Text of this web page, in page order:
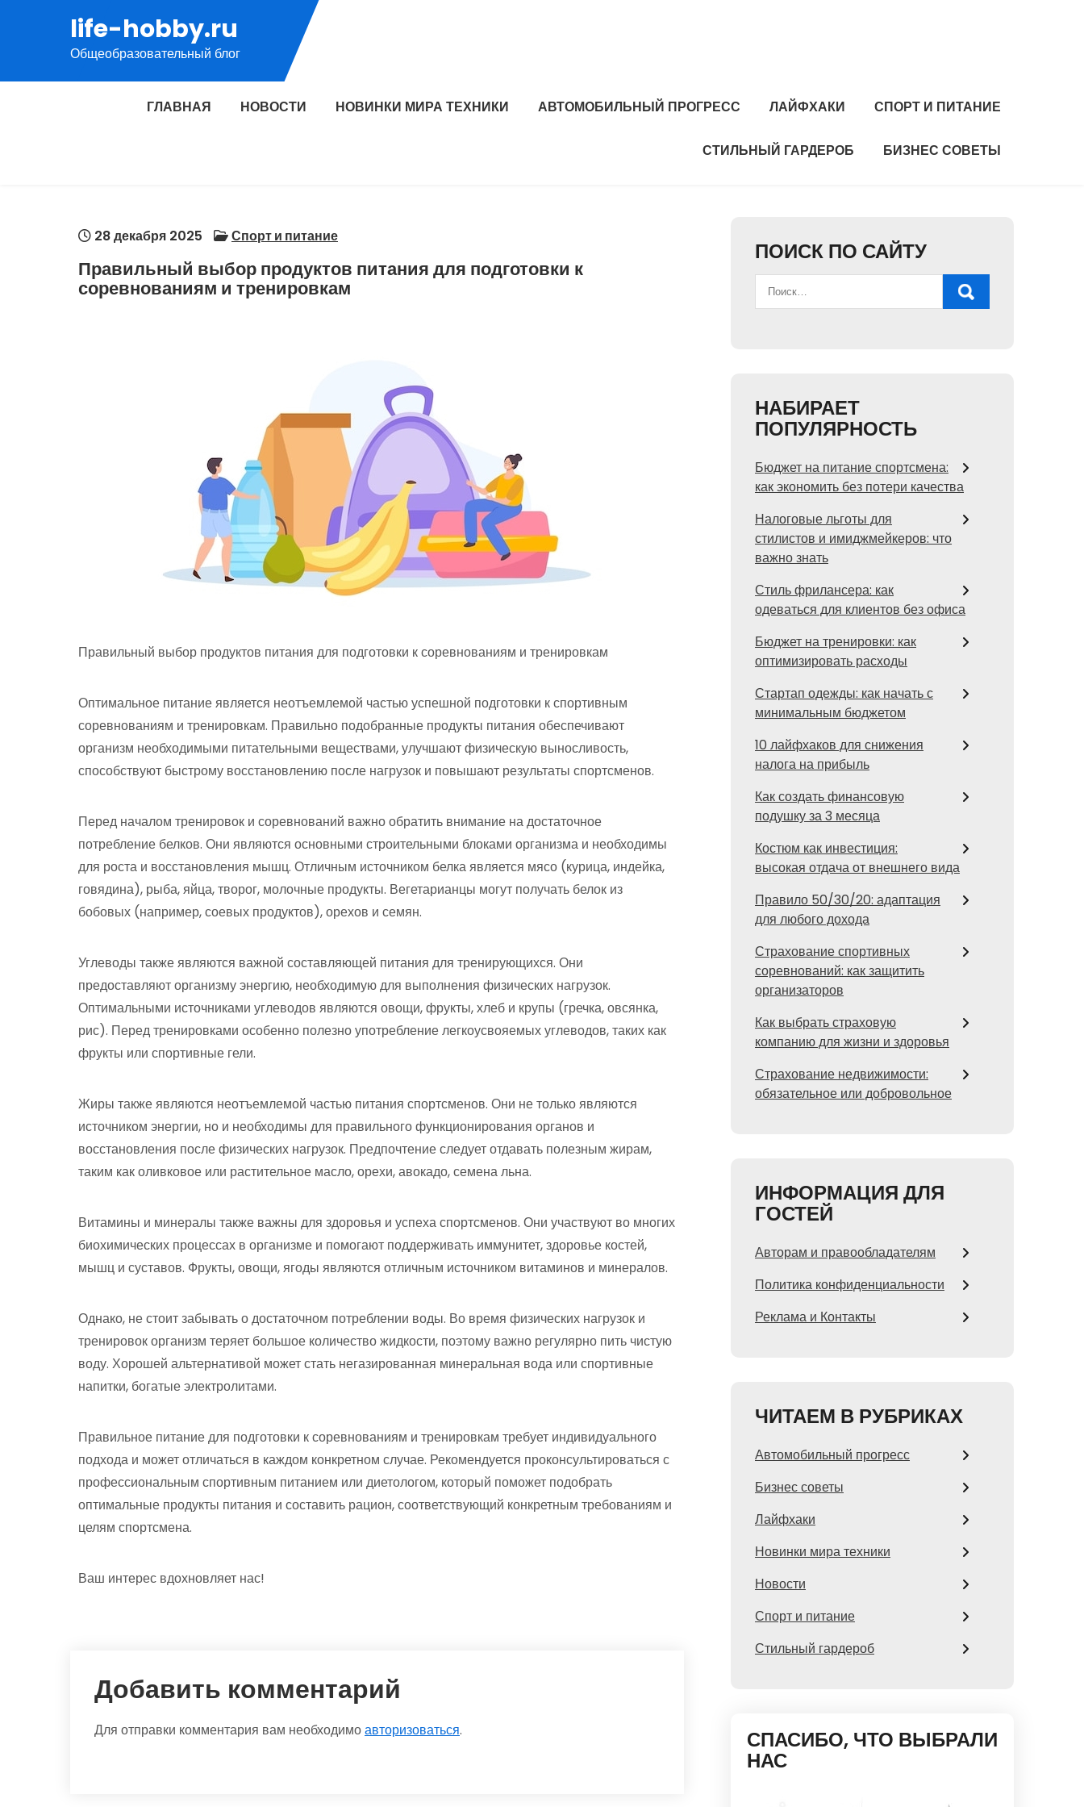
содержимому
life-hobby.ru
Общеобразовательный блог
ГЛАВНАЯ НОВОСТИ НОВИНКИ МИРА ТЕХНИКИ АВТОМОБИЛЬНЫЙ ПРОГРЕСС ЛАЙФХАКИ СПОРТ И ПИТАНИЕ
СТИЛЬНЫЙ ГАРДЕРОБ БИЗНЕС СОВЕТЫ
28 декабря 2025 Спорт и питание
Правильный выбор продуктов питания для подготовки к
соревнованиям и тренировкам
Правильный выбор продуктов питания для подготовки к соревнованиям и тренировкам
Оптимальное питание является неотъемлемой частью успешной подготовки к спортивным
соревнованиям и тренировкам. Правильно подобранные продукты питания обеспечивают
организм необходимыми питательными веществами, улучшают физическую выносливость,
способствуют быстрому восстановлению после нагрузок и повышают результаты спортсменов.
Перед началом тренировок и соревнований важно обратить внимание на достаточное
потребление белков. Они являются основными строительными блоками организма и необходимы
для роста и восстановления мышц. Отличным источником белка является мясо (курица, индейка,
говядина), рыба, яйца, творог, молочные продукты. Вегетарианцы могут получать белок из
бобовых (например, соевых продуктов), орехов и семян.
Углеводы также являются важной составляющей питания для тренирующихся. Они
предоставляют организму энергию, необходимую для выполнения физических нагрузок.
Оптимальными источниками углеводов являются овощи, фрукты, хлеб и крупы (гречка, овсянка,
рис). Перед тренировками особенно полезно употребление легкоусвояемых углеводов, таких как
фрукты или спортивные гели.
Жиры также являются неотъемлемой частью питания спортсменов. Они не только являются
источником энергии, но и необходимы для правильного функционирования органов и
восстановления после физических нагрузок. Предпочтение следует отдавать полезным жирам,
таким как оливковое или растительное масло, орехи, авокадо, семена льна.
Витамины и минералы также важны для здоровья и успеха спортсменов. Они участвуют во многих
биохимических процессах в организме и помогают поддерживать иммунитет, здоровье костей,
мышц и суставов. Фрукты, овощи, ягоды являются отличным источником витаминов и минералов.
Однако, не стоит забывать о достаточном потреблении воды. Во время физических нагрузок и
тренировок организм теряет большое количество жидкости, поэтому важно регулярно пить чистую
воду. Хорошей альтернативой может стать негазированная минеральная вода или спортивные
напитки, богатые электролитами.
Правильное питание для подготовки к соревнованиям и тренировкам требует индивидуального
подхода и может отличаться в каждом конкретном случае. Рекомендуется проконсультироваться с
профессиональным спортивным питанием или диетологом, который поможет подобрать
оптимальные продукты питания и составить рацион, соответствующий конкретным требованиям и
целям спортсмена.
Ваш интерес вдохновляет нас!
Добавить комментарий
Для отправки комментария вам необходимоавторизоваться.
ПОИСК ПО САЙТУ
НАБИРАЕТ
ПОПУЛЯРНОСТЬ
Бюджет на питание спортсмена:
как экономить без потери качества
Налоговые льготы для
стилистов и имиджмейкеров: что
важно знать
Стиль фрилансера: как
одеваться для клиентов без офиса
Бюджет на тренировки: как
оптимизировать расходы
Стартап одежды: как начать с
минимальным бюджетом
10 лайфхаков для снижения
налога на прибыль
Как создать финансовую
подушку за 3 месяца
Костюм как инвестиция:
высокая отдача от внешнего вида
Правило 50/30/20: адаптация
для любого дохода
Страхование спортивных
соревнований: как защитить
организаторов
Как выбрать страховую
компанию для жизни и здоровья
Страхование недвижимости:
обязательное или добровольное
ИНФОРМАЦИЯ ДЛЯ
ГОСТЕЙ
Авторам и правообладателям
Политика конфиденциальности
Реклама и Контакты
ЧИТАЕМ В РУБРИКАХ
Автомобильный прогресс
Бизнес советы
Лайфхаки
Новинки мира техники
Новости
Спорт и питание
Стильный гардероб
СПАСИБО, ЧТО ВЫБРАЛИ
НАС